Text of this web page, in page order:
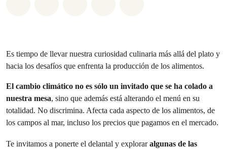
Es tiempo de llevar nuestra curiosidad culinaria más allá del plato y
hacia los desafíos que enfrenta la producción de los alimentos.
El cambio climático no es sólo un invitado que se ha colado a
nuestra mesa, sino que además está alterando el menú en su
totalidad. No discrimina. Afecta cada aspecto de los alimentos, de
los campos al mar, incluso los precios que pagamos en el mercado.
Te invitamos a ponerte el delantal y exploraralgunas de las